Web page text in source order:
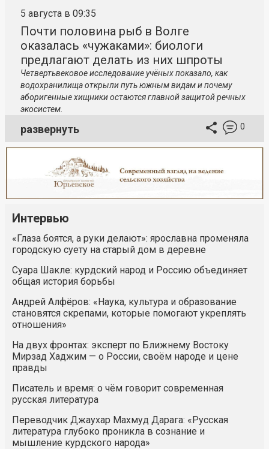
5 августа в 09:35
Почти половина рыб в Волге
оказалась «чужаками»: биологи
предлагают делать из них шпроты
Четвертьвековое исследование учёных показало, как
водохранилища открыли путь южным видам и почему
аборигенные хищники остаются главной защитой речных
экосистем.
развернуть 0
Интервью
«Глаза боятся, а руки делают»: ярославна променяла
городскую суету на старый дом в деревне
Суара Шакле: курдский народ и Россию объединяет
общая история борьбы
Андрей Алфёров: «Наука, культура и образование
становятся скрепами, которые помогают укреплять
отношения»
На двух фронтах: эксперт по Ближнему Востоку
Мирзад Хаджим — о России, своём народе и цене
правды
Писатель и время: о чём говорит современная
русская литература
Переводчик Джаухар Махмуд Дарага: «Русская
литература глубоко проникла в сознание и
мышление курдского народа»